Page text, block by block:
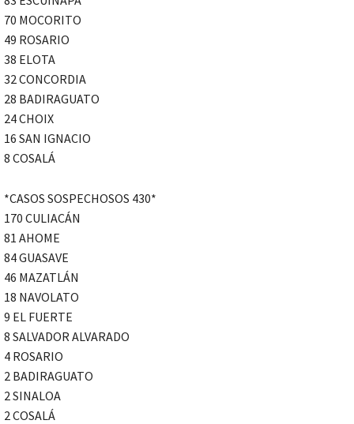
70 MOCORITO
49 ROSARIO
38 ELOTA
32 CONCORDIA
28 BADIRAGUATO
24 CHOIX
16 SAN IGNACIO
8 COSALÁ
*CASOS SOSPECHOSOS 430*
170 CULIACÁN
81 AHOME
84 GUASAVE
46 MAZATLÁN
18 NAVOLATO
9 EL FUERTE
8 SALVADOR ALVARADO
4 ROSARIO
2 BADIRAGUATO
2 SINALOA
2 COSALÁ